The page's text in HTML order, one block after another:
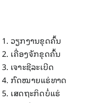
ວຽກງານຂຸດຄົ້ນ
ເຄື່ອງຈັກຂຸດຄົ້ນ
ເຈາະຊີລະເບີດ
ກົດໝາຍແຮ່ທາດ
ເສດຖະກິດບໍ່ແຮ່